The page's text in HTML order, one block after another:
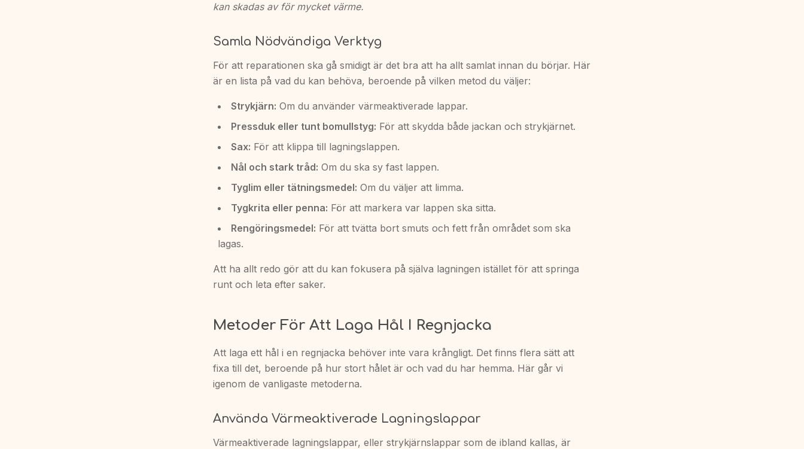
kan skadas av för mycket värme.
Samla Nödvändiga Verktyg
För att reparationen ska gå smidigt är det bra att ha allt samlat innan du börjar. Här
är en lista på vad du kan behöva, beroende på vilken metod du väljer:
Strykjärn: Om du använder värmeaktiverade lappar.
Pressduk eller tunt bomullstyg: För att skydda både jackan och strykjärnet.
Sax: För att klippa till lagningslappen.
Nål och stark tråd: Om du ska sy fast lappen.
Tyglim eller tätningsmedel: Om du väljer att limma.
Tygkrita eller penna: För att markera var lappen ska sitta.
Rengöringsmedel: För att tvätta bort smuts och fett från området som ska
lagas.
Att ha allt redo gör att du kan fokusera på själva lagningen istället för att springa
runt och leta efter saker.
Metoder För Att Laga Hål I Regnjacka
Att laga ett hål i en regnjacka behöver inte vara krångligt. Det finns flera sätt att
fixa till det, beroende på hur stort hålet är och vad du har hemma. Här går vi
igenom de vanligaste metoderna.
Använda Värmeaktiverade Lagningslappar
Värmeaktiverade lagningslappar, eller strykjärnslappar som de ibland kallas, är